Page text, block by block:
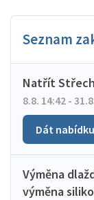
Seznam
Natřít
8.8. 14:42 -
Dát nabídku
Výměna
výměna